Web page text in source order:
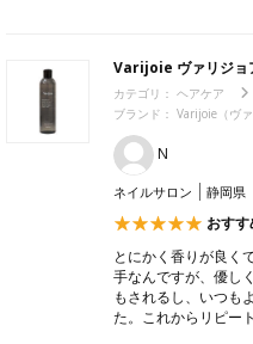
Varijoie ヴァリジョ
カテゴリ： ヘアケア
ブランド： Varijoie（ヴァ
N
ネイルサロン 静岡県
おすす
とにかく香りが良く
手なんですが、優し
もされるし、いつも
た。これからリピー